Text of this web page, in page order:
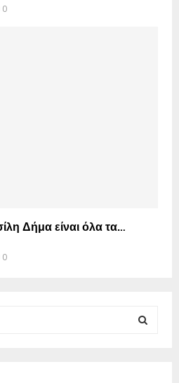
0
Δήμα είναι όλα τα…
0